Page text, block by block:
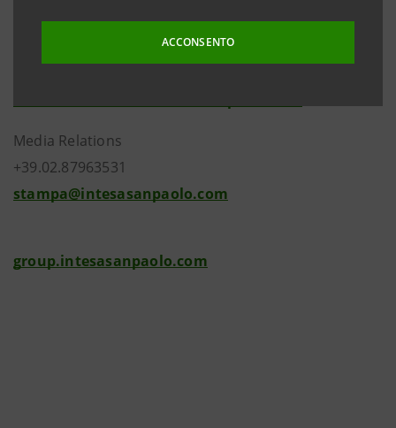
ACCONSENTO
Media Relations
+39.02.87963531
stampa@intesasanpaolo.com
group.intesasanpaolo.com